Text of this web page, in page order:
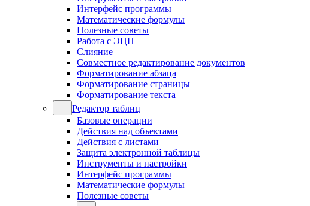
Интерфейс программы
Математические формулы
Полезные советы
Работа с ЭЦП
Слияние
Совместное редактирование документов
Форматирование абзаца
Форматирование страницы
Форматирование текста
Редактор таблиц
Базовые операции
Действия над объектами
Действия с листами
Защита электронной таблицы
Инструменты и настройки
Интерфейс программы
Математические формулы
Полезные советы